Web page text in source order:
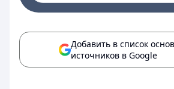
Добавить в список
источников в Google